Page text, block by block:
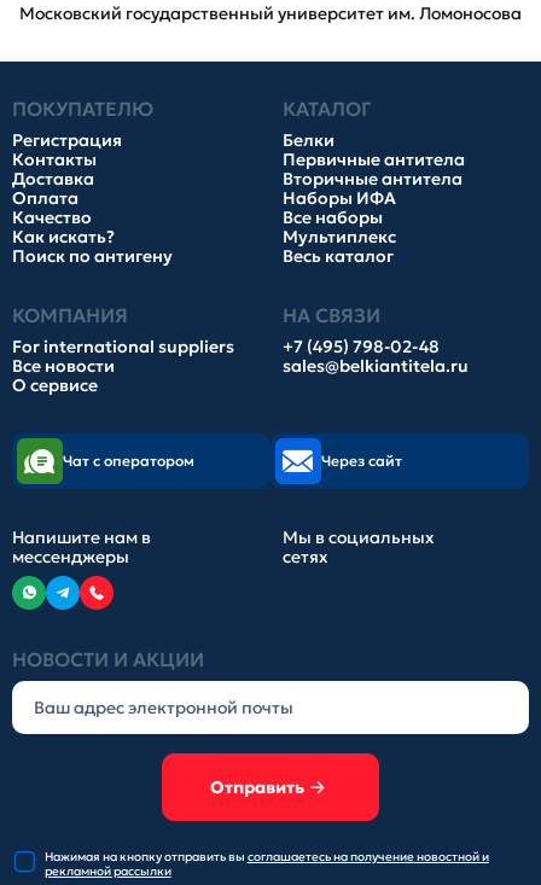
Московский государственный университет им. Ломоносова
ПОКУПАТЕЛЮ
Регистрация
Контакты
Доставка
Оплата
Качество
Как искать?
Поиск по антигену
КАТАЛОГ
Белки
Первичные антитела
Вторичные антитела
Наборы ИФА
Все наборы
Мультиплекс
Весь каталог
КОМПАНИЯ
For international suppliers
Все новости
О сервисе
НА СВЯЗИ
+7 (495) 798-02-48
sales@belkiantitela.ru
НОВОСТИ И АКЦИИ
Отправить
Нажимая на кнопку отправитьвы соглашаетесь на получениеновостной и
рекламной рассылки
Чат с оператором Через сайт
Напишите нам в
мессенджеры
Мы в социальных
сетях